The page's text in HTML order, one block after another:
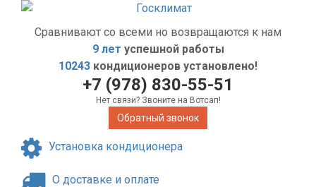
Сравнивают со всеми но возвращаются к нам
9 лет успешной работы
10243 кондиционеров установлено!
+7 (978) 830-55-51
Нет связи? Звоните на Вотсап!
Обратный звонок
Установка кондиционера
О доставке и оплате